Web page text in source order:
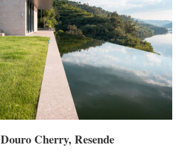
Cherry, Resende